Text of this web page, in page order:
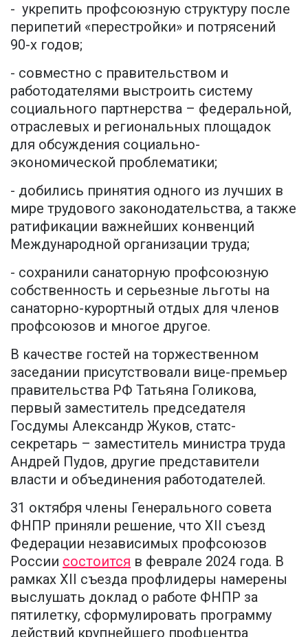
- укрепить профсоюзную структуру после
перипетий «перестройки» и потрясений
90-х годов;
- совместно с правительством и
работодателями выстроить систему
социального партнерства – федеральной,
отраслевых и региональных площадок
для обсуждения социально-
экономической проблематики;
- добились принятия одного из лучших в
мире трудового законодательства, а также
ратификации важнейших конвенций
Международной организации труда;
- сохранили санаторную профсоюзную
собственность и серьезные льготы на
санаторно-курортный отдых для членов
профсоюзов и многое другое.
В качестве гостей на торжественном
заседании присутствовали вице-премьер
правительства РФ Татьяна Голикова,
первый заместитель председателя
Госдумы Александр Жуков, статс-
секретарь – заместитель министра труда
Андрей Пудов, другие представители
власти и объединения работодателей.
31 октября члены Генерального совета
ФНПР приняли решение, что XII съезд
Федерации независимых профсоюзов
России состоится в феврале 2024 года. В
рамках XII съезда профлидеры намерены
выслушать доклад о работе ФНПР за
пятилетку, сформулировать программу
действий крупнейшего профцентра